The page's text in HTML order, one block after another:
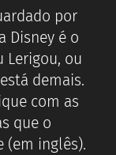
por
Disney é o
Lerigou, ou
demais.
com as
que o
(em inglês).